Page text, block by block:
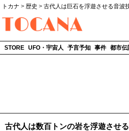
トカナ > 歴史 > 古代人は巨石を浮遊させる音波
STORE UFO・宇宙人 予言予知 事件 都市伝
古代人は数百トンの岩を浮遊させ